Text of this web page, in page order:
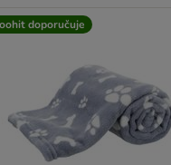
doporučuje